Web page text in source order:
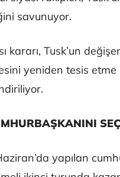
savunuyor.
kararı, Tusk’un
yeniden tesis etme
yapılan